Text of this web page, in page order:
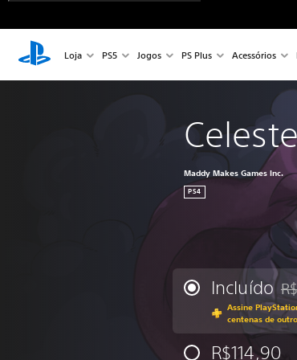
Loja PS5 Jogos PS Plus Acessórios
Maddy Makes Games Inc.
PS4
Incluído
Assine
centenas de
R$114,90